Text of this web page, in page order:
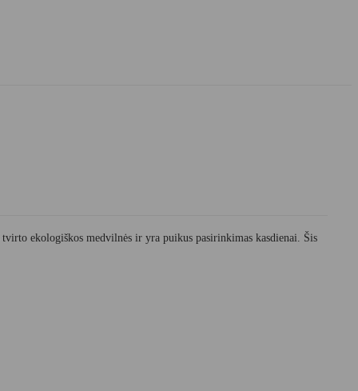
ekologiškos medvilnės ir yra puikus pasirinkimas kasdienai. Šis